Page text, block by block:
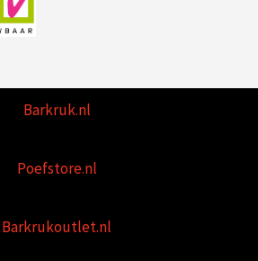
Barkruk.nl
Poefstore.nl
Barkrukoutlet.nl